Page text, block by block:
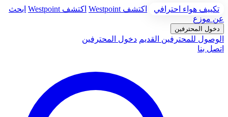
تكييف هواء احترافي اكتشف Westpoint اكتشف Westpoint
ابحث
عن موزع
دخول المحترفين
الوصول للمحترفين القديم دخول المحترفين
اتصل بنا